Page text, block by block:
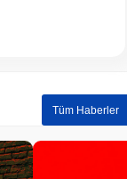
Tüm Haberler